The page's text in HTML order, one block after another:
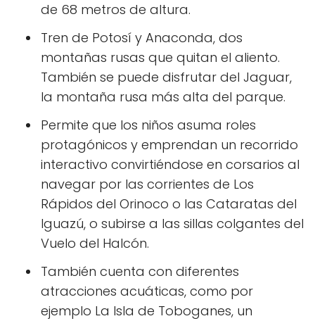
de 68 metros de altura.
Tren de Potosí y Anaconda, dos
montañas rusas que quitan el aliento.
También se puede disfrutar del Jaguar,
la montaña rusa más alta del parque.
Permite que los niños asuma roles
protagónicos y emprendan un recorrido
interactivo convirtiéndose en corsarios al
navegar por las corrientes de Los
Rápidos del Orinoco o las Cataratas del
Iguazú, o subirse a las sillas colgantes del
Vuelo del Halcón.
También cuenta con diferentes
atracciones acuáticas, como por
ejemplo La Isla de Toboganes, un